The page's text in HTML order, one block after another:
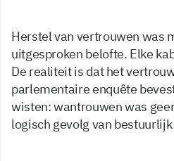
Herstel van vertrouwen was
uitgesproken belofte. Elke
De realiteit is dat het
parlementaire enquête
wisten: wantrouwen was
logisch gevolg van